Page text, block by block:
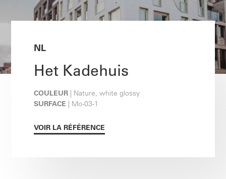
NL
Het Kadehuis
COULEUR | Nature, white glossy
SURFACE | Mo-03-1
VOIR LA RÉFÉRENCE